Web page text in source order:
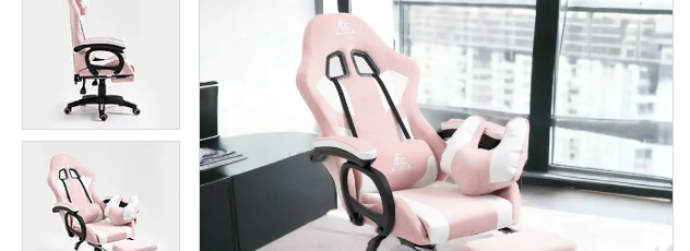
Товари для дітей
Зоотовари
Техніка для кухні
Техніка для дому
Інструменти і обладнання
Все для краси та здоров'я
Все для саду
Інші товари